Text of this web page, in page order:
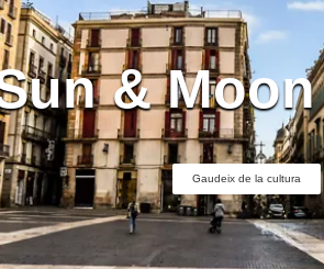
&
Gaudeix de la cultura